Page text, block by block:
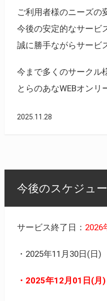
ご利用者様のニーズの
今後の安定的なサービ
誠に勝手ながらサービ
今まで多くのサークル
とらのあなWEBオンリ
2025.11.28
今後のスケジュ
サービス終了日： 2026
・2025年11月30日(
・2025年12月01日(